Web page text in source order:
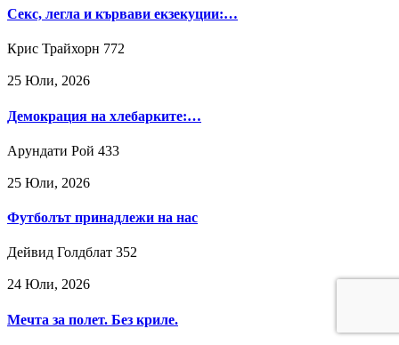
Секс, легла и кървави екзекуции:…
Крис Трайхорн 772
25 Юли, 2026
Демокрация на хлебарките:…
Арундати Рой 433
25 Юли, 2026
Футболът принадлежи на нас
Дейвид Голдблат 352
24 Юли, 2026
Мечта за полет. Без криле.